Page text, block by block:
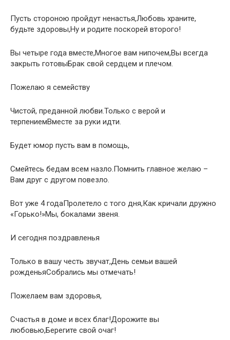
Пусть стороною пройдут ненастья,Любовь храните,
будьте здоровы,Ну и родите поскорей второго!
Вы четыре года вместе,Многое вам нипочем,Вы всегда
закрыть готовыБрак свой сердцем и плечом.
Пожелаю я семейству
Чистой, преданной любви.Только с верой и
терпениемВместе за руки идти.
Будет юмор пусть вам в помощь,
Смейтесь бедам всем назло.Помнить главное желаю –
Вам друг с другом повезло.
Вот уже 4 годаПролетело с того дня,Как кричали дружно
«Горько!»Мы, бокалами звеня.
И сегодня поздравленья
Только в вашу честь звучат,День семьи вашей
рожденьяСобрались мы отмечать!
Пожелаем вам здоровья,
Счастья в доме и всех благ!Дорожите вы
любовью,Берегите свой очаг!